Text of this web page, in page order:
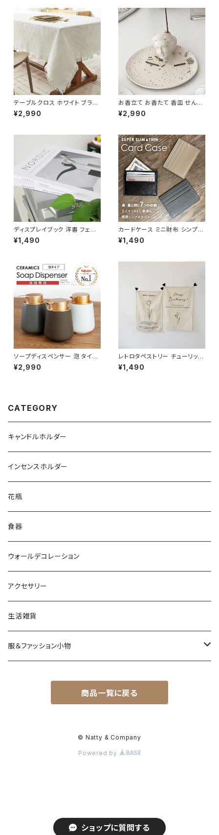
ショップに質問する
テーブルクロス ホワイト ブラウ
ン おしゃれ 無地 130x180 TB
CL004
¥2,990
お香立て お香たて 香皿 せんこ
うたて お線香立て 陶器 陶磁器
CDST007
¥2,990
ディスプレイブック 洋書 フェイ
クブック ダミーブック 撮影小物
BOOK10
¥1,490
カードケース ミニ財布 シンプル
極薄 25g レディース メンズ CD
CS001
¥1,490
ソープディスペンサー 泡 タイプ
陶器 おしゃれ 詰め替え容器 SP
DP001
¥2,990
レトロタペストリー チューリップ
ファブリックポスター 壁掛け T
PST001
¥1,490
CATEGORY
キャンドルホルダー
インセンスホルダー
花瓶
食器
ウォールデコレーション
アクセサリー
生活雑貨
服＆ファッション小物
商品一覧に戻る
© Natty & Company
Powered by